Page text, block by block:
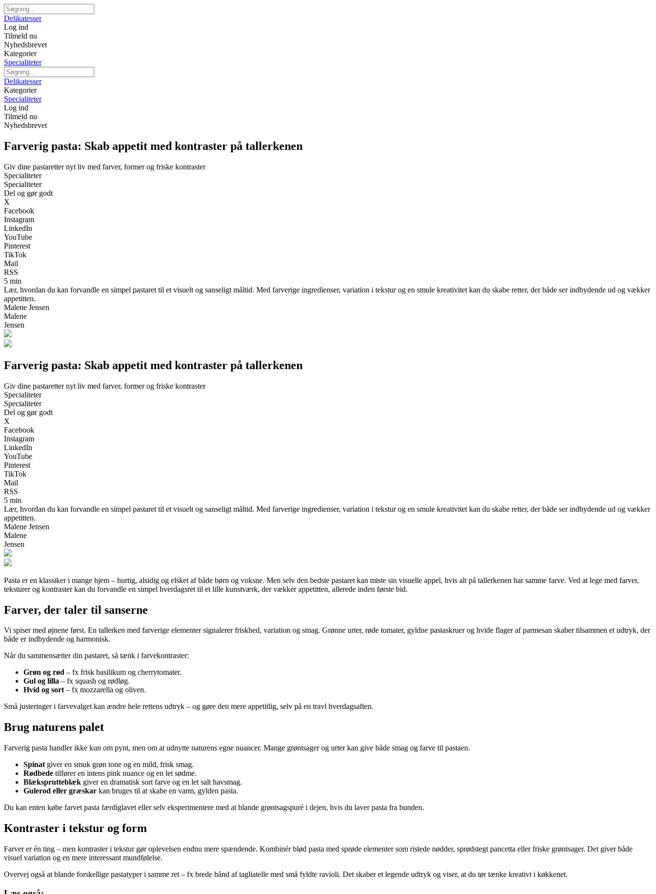
Delikatesser
Log ind
Tilmeld nu
Nyhedsbrevet
Kategorier
Specialiteter
Delikatesser
Kategorier
Specialiteter
Log ind
Tilmeld nu
Nyhedsbrevet
Farverig pasta: Skab appetit med kontraster på tallerkenen
Giv dine pastaretter nyt liv med farver, former og friske kontraster
Specialiteter
Specialiteter
Del og gør godt
X
Facebook
Instagram
LinkedIn
YouTube
Pinterest
TikTok
Mail
RSS
5 min
Lær, hvordan du kan forvandle en simpel pastaret til et visuelt og sanseligt måltid. Med farverige ingredienser, variation i tekstur og en smule kreativitet kan du skabe retter, der både ser indbydende ud og vækker
appetitten.
Malene Jensen
Malene
Jensen
Farverig pasta: Skab appetit med kontraster på tallerkenen
Giv dine pastaretter nyt liv med farver, former og friske kontraster
Specialiteter
Specialiteter
Del og gør godt
X
Facebook
Instagram
LinkedIn
YouTube
Pinterest
TikTok
Mail
RSS
5 min
Lær, hvordan du kan forvandle en simpel pastaret til et visuelt og sanseligt måltid. Med farverige ingredienser, variation i tekstur og en smule kreativitet kan du skabe retter, der både ser indbydende ud og vækker
appetitten.
Malene Jensen
Malene
Jensen
Pasta er en klassiker i mange hjem – hurtig, alsidig og elsket af både børn og voksne. Men selv den bedste pastaret kan miste sin visuelle appel, hvis alt på tallerkenen har samme farve. Ved at lege med farver,
teksturer og kontraster kan du forvandle en simpel hverdagsret til et lille kunstværk, der vækker appetitten, allerede inden første bid.
Farver, der taler til sanserne
Vi spiser med øjnene først. En tallerken med farverige elementer signalerer friskhed, variation og smag. Grønne urter, røde tomater, gyldne pastaskruer og hvide flager af parmesan skaber tilsammen et udtryk, der
både er indbydende og harmonisk.
Når du sammensætter din pastaret, så tænk i farvekontraster:
Grøn og rød – fx frisk basilikum og cherrytomater.
Gul og lilla – fx squash og rødløg.
Hvid og sort– fx mozzarella og oliven.
Små justeringer i farvevalget kan ændre hele rettens udtryk – og gøre den mere appetitlig, selv på en travl hverdagsaften.
Brug naturens palet
Farverig pasta handler ikke kun om pynt, men om at udnytte naturens egne nuancer. Mange grøntsager og urter kan give både smag og farve til pastaen.
Spinat giver en smuk grøn tone og en mild, frisk smag.
Rødbede tilfører en intens pink nuance og en let sødme.
Blæksprutteblæk giver en dramatisk sort farve og en let salt havsmag.
Gulerod eller græskar kan bruges til at skabe en varm, gylden pasta.
Du kan enten købe farvet pasta færdiglavet eller selv eksperimentere med at blande grøntsagspuré i dejen, hvis du laver pasta fra bunden.
Kontraster i tekstur og form
Farver er én ting – men kontraster i tekstur gør oplevelsen endnu mere spændende. Kombinér blød pasta med sprøde elementer som ristede nødder, sprødstegt pancetta eller friske grøntsager. Det giver både
visuel variation og en mere interessant mundfølelse.
Overvej også at blande forskellige pastatyper i samme ret – fx brede bånd af tagliatelle med små fyldte ravioli. Det skaber et legende udtryk og viser, at du tør tænke kreativt i køkkenet.